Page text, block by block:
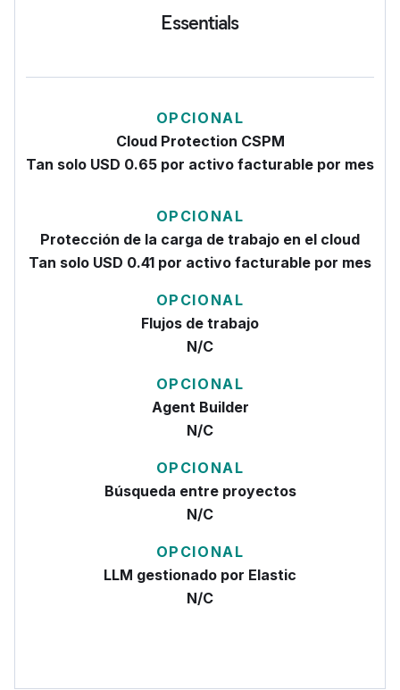
Essentials
OPCIONAL
Cloud Protection CSPM
Tan solo USD 0.65 por activo facturable por mes
OPCIONAL
Protección de la carga de trabajo en el cloud
Tan solo USD 0.41 por activo facturable por mes
OPCIONAL
Flujos de trabajo
N/C
OPCIONAL
Agent Builder
N/C
OPCIONAL
Búsqueda entre proyectos
N/C
OPCIONAL
LLM gestionado por Elastic
N/C